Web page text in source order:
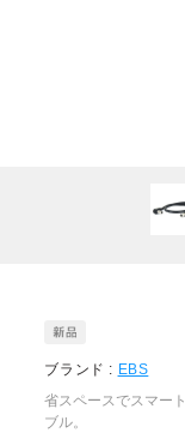
ブランド : EBS
省スペースでスマー
ブル。